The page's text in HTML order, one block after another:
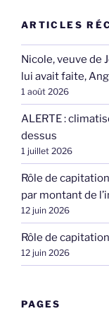
ARTICLES
Nicole, veuve de
lui avait faite,
1 août 2026
ALERTE :
dessus
1 juillet 2026
Rôle de
par montant de
12 juin 2026
Rôle de
12 juin 2026
PAGES